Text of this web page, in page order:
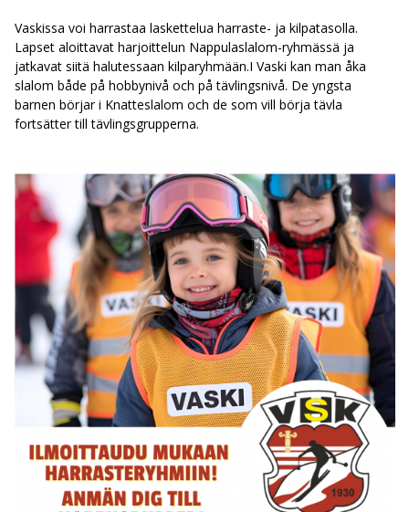
Vaskissa voi harrastaa laskettelua harraste- ja kilpatasolla.
Lapset aloittavat harjoittelun Nappulaslalom-ryhmässä ja
jatkavat siitä halutessaan kilparyhmään. ​I Vaski kan man åka
slalom både på hobbynivå och på tävlingsnivå. De yngsta
barnen börjar i Knatteslalom och de som vill börja tävla
fortsätter till tävlingsgrupperna.